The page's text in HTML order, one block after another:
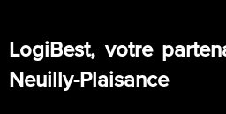
LogiBest, votre
Neuilly-Plaisance